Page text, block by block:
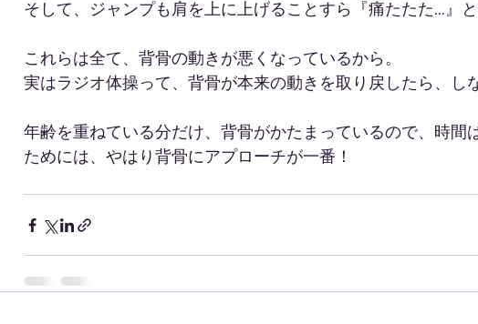
そして、ジャンプも肩を上に上げることすら『痛たたた…』と
これらは全て、背骨の動きが悪くなっているから。
実はラジオ体操って、背骨が本来の動きを取り戻したら、し
年齢を重ねている分だけ、背骨がかたまっているので、時間
ためには、やはり背骨にアプローチが一番！